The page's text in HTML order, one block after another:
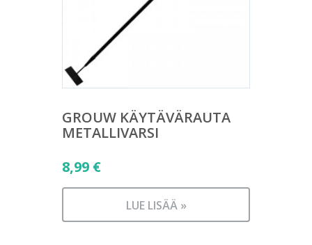
GROUW KÄYTÄVÄRAUTA
METALLIVARSI
8,99 €
LUE LISÄÄ »